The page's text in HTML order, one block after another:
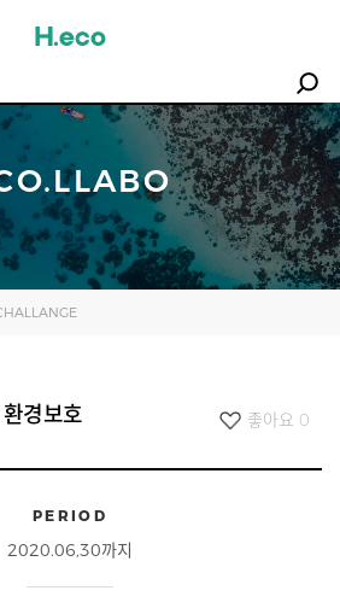
경보호 좋아요 0
PERIOD
2020.06,30까지